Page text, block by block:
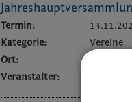
Termin:
Kategorie:
Vereine
Ort:
Veranstalter: